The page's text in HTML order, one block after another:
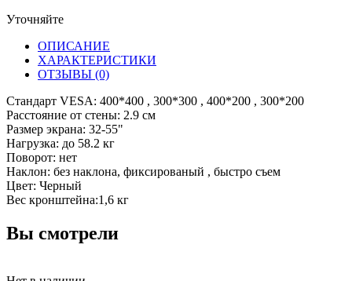
Уточняйте
ОПИСАНИЕ
ХАРАКТЕРИСТИКИ
ОТЗЫВЫ (0)
Стандарт VESA: 400*400 , 300*300 , 400*200 , 300*200
Расстояние от стены: 2.9 см
Размер экрана: 32-55"
Нагрузка: до 58.2 кг
Поворот: нет
Наклон: без наклона, фиксированый , быстро съем
Цвет: Черный
Вес кронштейна:1,6 кг
Вы смотрели